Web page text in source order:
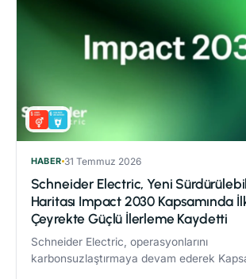
HABER 31 Temmuz 2026
Schneider Electric, Yeni
Haritası Impact 2030 Kapsamında
Çeyrekte Güçlü İlerleme Kaydetti
Schneider Electric, operasyonlarını
karbonsuzlaştırmaya devam ederek